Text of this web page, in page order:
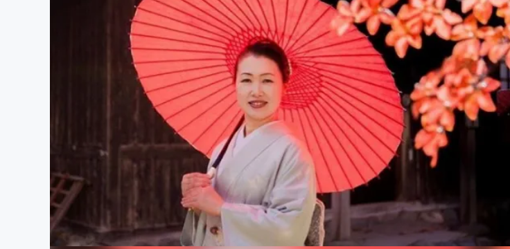
映像・映画 書籍・雑誌出版
ビジネス・起業 チャレンジ
まちづくり・地域活性化
CAMPFIRE for Social Good
CAMPFIREふるさと納税